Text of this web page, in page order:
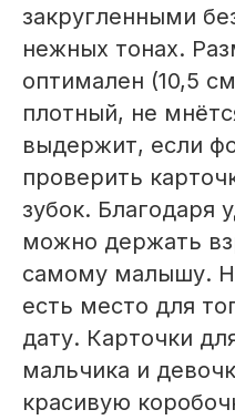
закругленными
нежных тонах.
оптимален (10,5
плотный, не
выдержит, если
проверить
зубок. Благодаря
можно держать
самому малышу.
есть место для
дату. Карточки
мальчика и
красивую